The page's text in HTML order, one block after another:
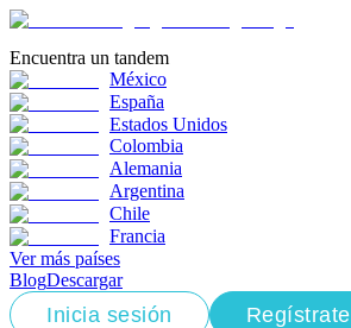
Encuentra un tandem
México
España
Estados Unidos
Colombia
Alemania
Argentina
Chile
Francia
Ver más países
BlogDescargar
Inicia sesión Regístrate